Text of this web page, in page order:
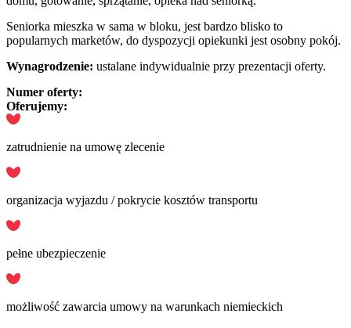
Seniorka mieszka w sama w bloku, jest bardzo blisko to
popularnych marketów, do dyspozycji opiekunki jest osobny pokój.
Wynagrodzenie: ustalane indywidualnie przy prezentacji oferty.
Numer oferty:
Oferujemy:
zatrudnienie na umowę zlecenie
organizacja wyjazdu / pokrycie kosztów transportu
pełne ubezpieczenie
możliwość zawarcia umowy na warunkach niemieckich